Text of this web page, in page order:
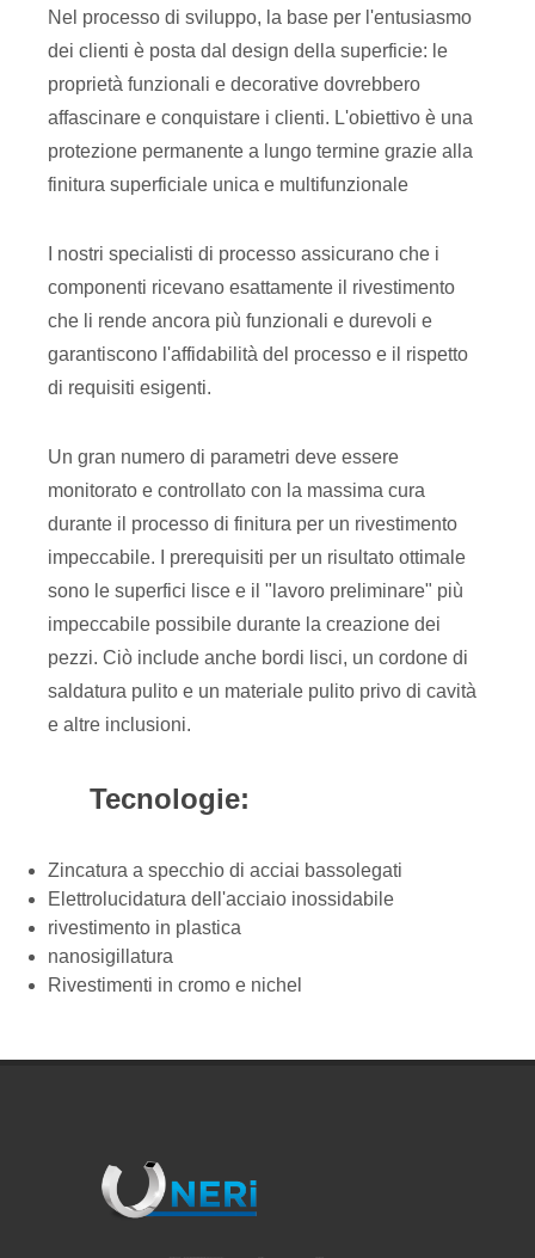
Nel processo di sviluppo, la base per l'entusiasmo
dei clienti è posta dal design della superficie: le
proprietà funzionali e decorative dovrebbero
affascinare e conquistare i clienti. L'obiettivo è una
protezione permanente a lungo termine grazie alla
finitura superficiale unica e multifunzionale
I nostri specialisti di processo assicurano che i
componenti ricevano esattamente il rivestimento
che li rende ancora più funzionali e durevoli e
garantiscono l'affidabilità del processo e il rispetto
di requisiti esigenti.
Un gran numero di parametri deve essere
monitorato e controllato con la massima cura
durante il processo di finitura per un rivestimento
impeccabile. I prerequisiti per un risultato ottimale
sono le superfici lisce e il "lavoro preliminare" più
impeccabile possibile durante la creazione dei
pezzi. Ciò include anche bordi lisci, un cordone di
saldatura pulito e un materiale pulito privo di cavità
e altre inclusioni.
Tecnologie:
Zincatura a specchio di acciai bassolegati
Elettrolucidatura dell'acciaio inossidabile
rivestimento in plastica
nanosigillatura
Rivestimenti in cromo e nichel